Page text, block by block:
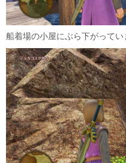
船着場の小屋にぶら下がってい